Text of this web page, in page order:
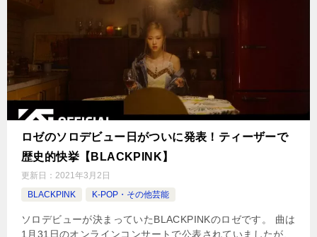
ロゼのソロデビュー日がついに発表！ティーザーで
歴史的快挙【BLACKPINK】
更新日： 2021年3月2日
BLACKPINK
K-POP・その他芸能
ソロデビューが決まっていたBLACKPINKのロゼです。 曲は
1月31日のオンラインコンサートで公表されていましたが、